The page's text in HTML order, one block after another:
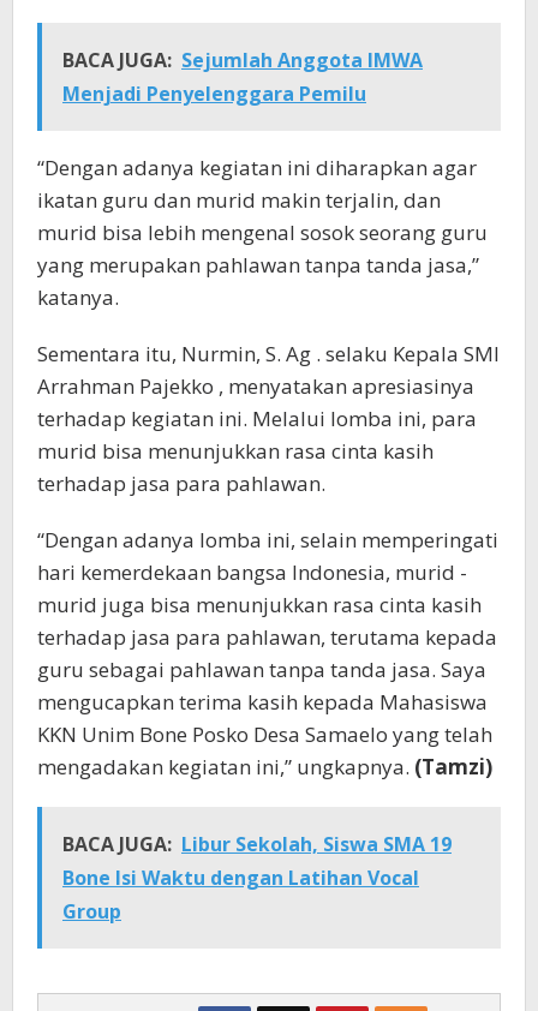
BACA JUGA: Sejumlah Anggota IMWA
Menjadi Penyelenggara Pemilu
“Dengan adanya kegiatan ini diharapkan agar
ikatan guru dan murid makin terjalin, dan
murid bisa lebih mengenal sosok seorang guru
yang merupakan pahlawan tanpa tanda jasa,”
katanya.
Sementara itu, Nurmin, S. Ag . selaku Kepala SMI
Arrahman Pajekko , menyatakan apresiasinya
terhadap kegiatan ini. Melalui lomba ini, para
murid bisa menunjukkan rasa cinta kasih
terhadap jasa para pahlawan.
“Dengan adanya lomba ini, selain memperingati
hari kemerdekaan bangsa Indonesia, murid -
murid juga bisa menunjukkan rasa cinta kasih
terhadap jasa para pahlawan, terutama kepada
guru sebagai pahlawan tanpa tanda jasa. Saya
mengucapkan terima kasih kepada Mahasiswa
KKN Unim Bone Posko Desa Samaelo yang telah
mengadakan kegiatan ini,” ungkapnya. (Tamzi)
BACA JUGA: Libur Sekolah, Siswa SMA 19
Bone Isi Waktu dengan Latihan Vocal
Group